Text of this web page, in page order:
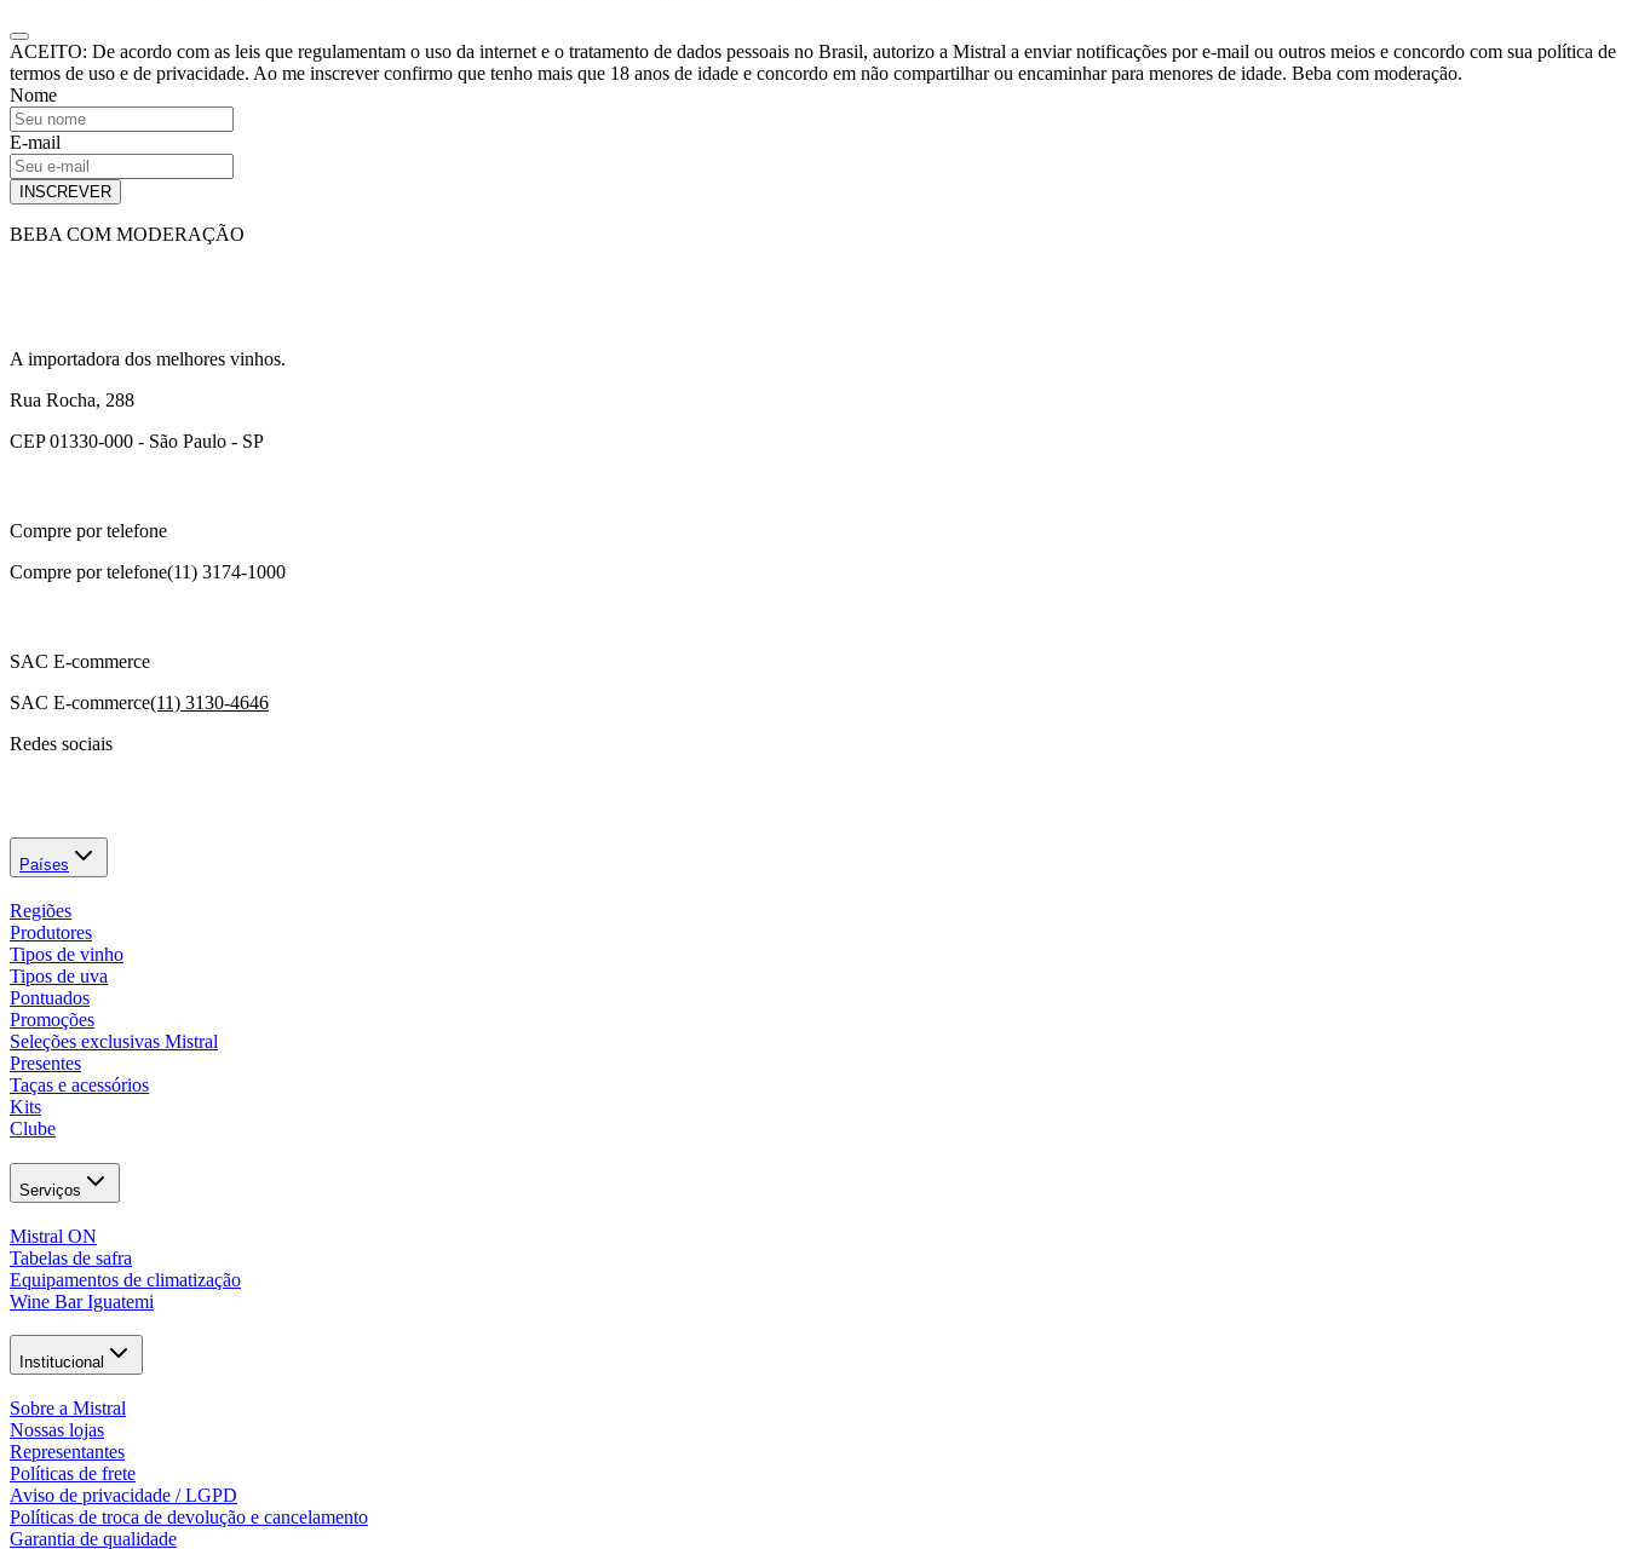
ACEITO: De acordo com as leis que regulamentam o uso da internet e o tratamento de dados pessoais no Brasil, autorizo a Mistral a enviar notificações por e-mail ou outros meios e concordo com sua política de
termos de uso e de privacidade. Ao me inscrever confirmo que tenho mais que 18 anos de idade e concordo em não compartilhar ou encaminhar para menores de idade. Beba com moderação.
Nome
E-mail
INSCREVER
BEBA COM MODERAÇÃO
A importadora dos melhores vinhos.
Rua Rocha, 288
CEP 01330-000 - São Paulo - SP
Compre por telefone
Compre por telefone(11) 3174-1000
SAC E-commerce
SAC E-commerce(11) 3130-4646
Redes sociais
Países
Regiões
Produtores
Tipos de vinho
Tipos de uva
Pontuados
Promoções
Seleções exclusivas Mistral
Presentes
Taças e acessórios
Kits
Clube
Serviços
Mistral ON
Tabelas de safra
Equipamentos de climatização
Wine Bar Iguatemi
Institucional
Sobre a Mistral
Nossas lojas
Representantes
Políticas de frete
Aviso de privacidade / LGPD
Políticas de troca de devolução e cancelamento
Garantia de qualidade